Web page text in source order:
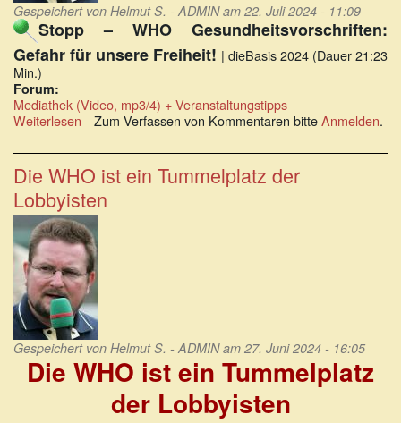
Gespeichert von Helmut S. - ADMINam 22. Juli 2024 - 11:09
Stopp – WHO Gesundheitsvorschriften:
Gefahr für unsere Freiheit! | dieBasis 2024 (Dauer 21:23
Min.)
Forum:
Mediathek (Video, mp3/4) + Veranstaltungstipps
Weiterlesen über
Gesundheitsvorschriften:
Gefahr
für
unsere
Freiheit!
Zum Verfassen von Kommentaren bitteAnmelden.
Die WHO ist ein Tummelplatz der
Lobbyisten
Gespeichert von Helmut S. - ADMINam 27. Juni 2024 - 16:05
Die WHO ist ein Tummelplatz
der Lobbyisten